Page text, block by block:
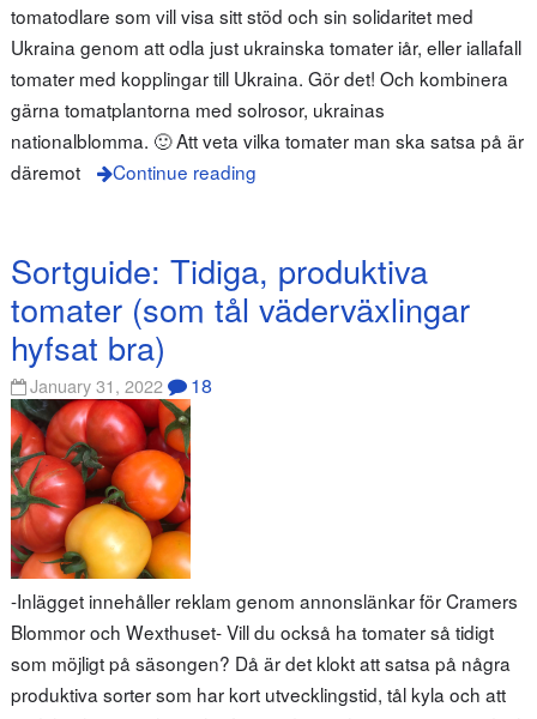
tomatodlare som vill visa sitt stöd och sin solidaritet med
Ukraina genom att odla just ukrainska tomater iår, eller iallafall
tomater med kopplingar till Ukraina. Gör det! Och kombinera
gärna tomatplantorna med solrosor, ukrainas
nationalblomma. 🙂 Att veta vilka tomater man ska satsa på är
däremot
Continue reading
Sortguide: Tidiga, produktiva
tomater (som tål väderväxlingar
hyfsat bra)
January 31, 2022 18
-Inlägget innehåller reklam genom annonslänkar för Cramers
Blommor och Wexthuset- Vill du också ha tomater så tidigt
som möjligt på säsongen? Då är det klokt att satsa på några
produktiva sorter som har kort utvecklingstid, tål kyla och att